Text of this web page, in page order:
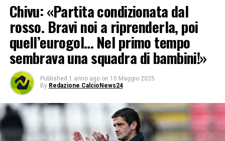
Chivu: «Partita condizionata dal
rosso. Bravi noi a riprenderla, poi
quell’eurogol… Nel primo tempo
sembrava una squadra di bambini!»
Published 1 anno ago on 10 Maggio 2025
By Redazione CalcioNews24